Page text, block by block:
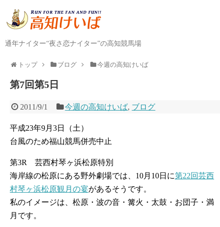
通年ナイター“夜さ恋ナイター”の高知競馬場
トップ ブログ 今週の高知けいば
第7回第5日
2011/9/1 今週の高知けいば, ブログ
平成23年9月3日（土）
台風のため福山競馬併売中止
第3R 芸西村琴ヶ浜松原特別
海岸線の松原にある野外劇場では、10月10日に第22回芸西
村琴ヶ浜松原観月の宴があるそうです。
私のイメージは、松原・波の音・篝火・太鼓・お団子・満
月です。